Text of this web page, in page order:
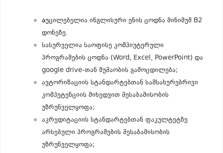
აუცილებელია ინგლისური ენის ცოდნა მინიმუმ B2
დონეზე.
სასურველია საოფისე კომპიუტერული
პროგრამების ცოდნა (Word, Excel, PowerPoint) და
google drive-თან მუშაობის გამოცდილება;
ავტორიზაციის სტანდარტებთან სამსახურებრივი
კომპეტენციის მიხედვით შესაბამისობის
უზრუნველყოფა;
აკრედიტაციის სტანდარტებთან ფაკულტეტზე
არსებული პროგრამების შესაბამისობის
უზრუნველყოფა;